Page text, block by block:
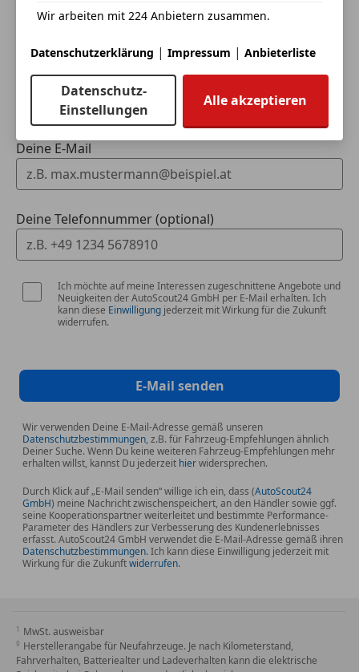
Fahrzeugdaten hinzufügen
Dein Name
Deine E-Mail
Deine Telefonnummer (optional)
Ich möchte auf meine Interessen zugeschnittene Angebote und
Neuigkeiten der AutoScout24 GmbH per E-Mail erhalten. Ich
kann diese Einwilligung jederzeit mit Wirkung für die Zukunft
widerrufen.
E-Mail senden
Wir verwenden Deine E-Mail-Adresse gemäß unseren
Datenschutzbestimmungen, z.B. für Fahrzeug-Empfehlungen ähnlich
Deiner Suche. Wenn Du keine weiteren Fahrzeug-Empfehlungen mehr
erhalten willst, kannst Du jederzeit hierwidersprechen.
Durch Klick auf „E-Mail senden“ willige ich ein, dass (AutoScout24
GmbH) meine Nachricht zwischenspeichert, an den Händler sowie ggf.
seine Kooperationspartner weiterleitet und bestimmte Performance-
Parameter des Händlers zur Verbesserung des Kundenerlebnisses
erfasst. AutoScout24 GmbH verwendet die E-Mail-Adresse gemäß ihren
Datenschutzbestimmungen. Ich kann diese Einwilligung jederzeit mit
Wirkung für die Zukunftwiderrufen.
MwSt. ausweisbar
Herstellerangabe für Neufahrzeuge. Je nach Kilometerstand,
Fahrverhalten, Batteriealter und Ladeverhalten kann die elektrische
Wir arbeiten mit 224 Anbietern zusammen.
Datenschutzerklärung | Impressum | Anbieterliste
Datenschutz-
Einstellungen
Alle akzeptieren